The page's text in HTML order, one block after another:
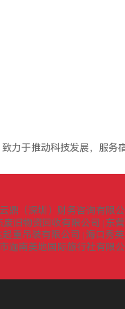
力于推动科技发展，服务
云鼎（深圳）财务咨询有限公
废旧物资回收有限公司 东
重吊装有限公司 海口秀
迦南美地国际旅行社有限公